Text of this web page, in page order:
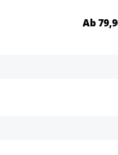
Ab